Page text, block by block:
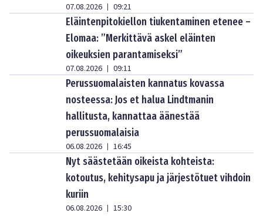
07.08.2026 | 09:21
Eläintenpitokiellon tiukentaminen etenee –
Elomaa: ”Merkittävä askel eläinten
oikeuksien parantamiseksi”
07.08.2026 | 09:11
Perussuomalaisten kannatus kovassa
nosteessa: Jos et halua Lindtmanin
hallitusta, kannattaa äänestää
perussuomalaisia
06.08.2026 | 16:45
Nyt säästetään oikeista kohteista:
kotoutus, kehitysapu ja järjestötuet vihdoin
kuriin
06.08.2026 | 15:30